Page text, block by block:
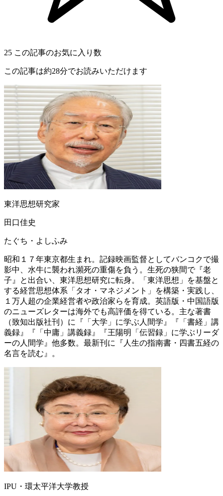
25 この記事のお気に入り数
この記事は約28分でお読みいただけます
東洋思想研究家
田口佳史
たぐち・よしふみ
昭和１７年東京都生まれ。記録映画監督としてバンコクで撮
影中、水牛に襲われ瀕死の重傷を負う。生死の狭間で『老
子』と出合い、東洋思想研究に転身。「東洋思想」を基盤と
する経営思想体系「タオ・マネジメント」を構築・実践し、
１万人超の企業経営者や政治家らを育成。英語版・中国語版
のニューズレターは海外でも高評価を得ている。主な著書
（致知出版社刊）に『「大学」に学ぶ人間学』『「書経」講
義録』『「中庸」講義録』『王陽明「伝習録」に学ぶリーダ
ーの人間学』他多数。最新刊に『人生の指南書・四書五経の
名言を読む』。
IPU・環太平洋大学教授